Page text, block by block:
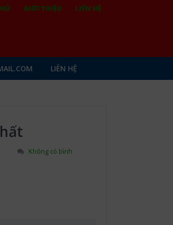
GIỚI THIỆU LIÊN HỆ
LIÊN HỆ
Không có bình